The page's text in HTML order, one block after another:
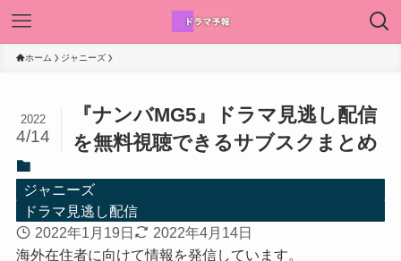
ホーム ジャニーズ
『ナンバMG5』ドラマ見逃し配信
を無料視聴できるサブスクまとめ
2022
4/14
ジャニーズ
ドラマ見逃し配信
2022年1月19日
2022年4月14日
海外在住者に向けて情報を発信しています。